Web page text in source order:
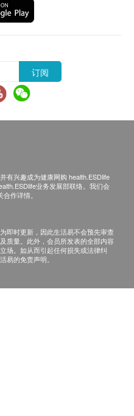
订阅
有兴趣成为健康网购 health.ESDlife
业务发展部联络。我们会
作详情。
即时更新，因此生活易不会预先审查
质量。此外，会员所发表的全部内容
场。如从而引起任何损失或法律纠
易的免责声明。